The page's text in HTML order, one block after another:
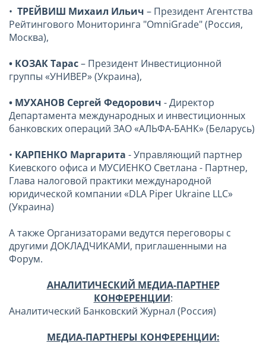
• ТРЕЙВИШ Михаил Ильич – Президент Агентства
Рейтингового Мониторинга "OmniGrade" (Россия,
Москва),
• КОЗАК Тарас– Президент Инвестиционной
группы «УНИВЕР» (Украина),
• МУХАНОВ Сергей Федорович - Директор
Департамента международных и инвестиционных
банковских операций ЗАО «АЛЬФА-БАНК» (Беларусь)
• КАРПЕНКО Маргарита - Управляющий партнер
Киевского офиса и МУСИЕНКО Светлана - Партнер,
Глава налоговой практики международной
юридической компании «DLA Piper Ukraine LLC»
(Украина)
А также Организаторами ведутся переговоры с
другими ДОКЛАДЧИКАМИ, приглашенными на
Форум.
АНАЛИТИЧЕСКИЙ МЕДИА-ПАРТНЕР
КОНФЕРЕНЦИИ:
Аналитический Банковский Журнал (Россия)
МЕДИА-ПАРТНЕРЫ КОНФЕРЕНЦИИ: